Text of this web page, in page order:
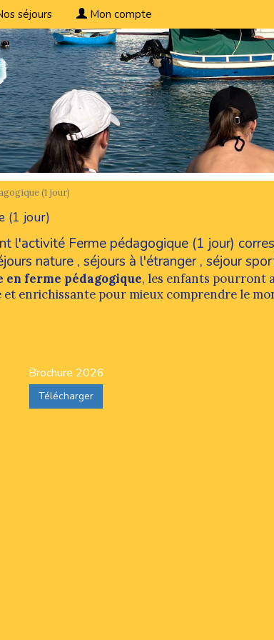
séjours Mon compte
(1 jour)
(1 jour)
l'activité Ferme pédagogique (1 jour)
nature , séjours à l'étranger, séjour
en ferme pédagogique, les enfants pourront
enrichissante pour mieux comprendre le
Brochure 2026
Télécharger